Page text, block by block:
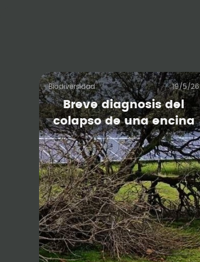
Biodiversidad 19/5/26
Breve diagnosis del
colapso de una encina